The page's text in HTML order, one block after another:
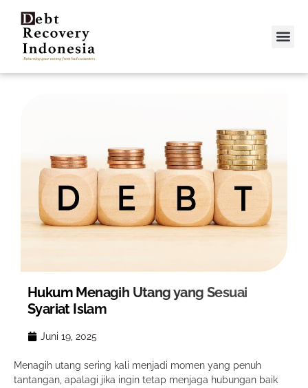
Hukum Menagih Utang yang Sesuai
Syariat Islam
Juni 19, 2025
Menagih utang sering kali menjadi momen yang penuh
tantangan, apalagi jika ingin tetap menjaga hubungan baik